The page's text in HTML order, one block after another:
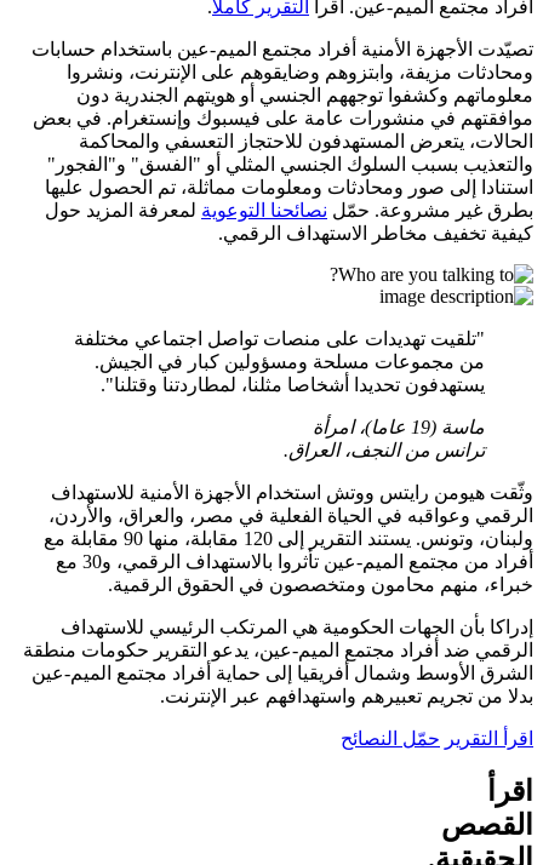
أفراد مجتمع الميم-عين. اقرأ التقرير كاملا.
تصيّدت الأجهزة الأمنية أفراد مجتمع الميم-عين باستخدام حسابات
ومحادثات مزيفة، وابتزوهم وضايقوهم على الإنترنت، ونشروا
معلوماتهم وكشفوا توجههم الجنسي أو هويتهم الجندرية دون
موافقتهم في منشورات عامة على فيسبوك وإنستغرام. في بعض
الحالات، يتعرض المستهدفون للاحتجاز التعسفي والمحاكمة
والتعذيب بسبب السلوك الجنسي المثلي أو "الفسق" و"الفجور"
استنادا إلى صور ومحادثات ومعلومات مماثلة، تم الحصول عليها
بطرق غير مشروعة. حمّل نصائحنا التوعوية لمعرفة المزيد حول
كيفية تخفيف مخاطر الاستهداف الرقمي.
"تلقيت تهديدات على منصات تواصل اجتماعي مختلفة
من مجموعات مسلحة ومسؤولين كبار في الجيش.
يستهدفون تحديدا أشخاصا مثلنا، لمطاردتنا وقتلنا".
ماسة (19 عاما)، امرأة
ترانس من النجف، العراق.
وثّقت هيومن رايتس ووتش استخدام الأجهزة الأمنية للاستهداف
الرقمي وعواقبه في الحياة الفعلية في مصر، والعراق، والأردن،
ولبنان، وتونس. يستند التقرير إلى 120 مقابلة، منها 90 مقابلة مع
أفراد من مجتمع الميم-عين تأثروا بالاستهداف الرقمي، و30 مع
خبراء، منهم محامون ومتخصصون في الحقوق الرقمية.
إدراكا بأن الجهات الحكومية هي المرتكب الرئيسي للاستهداف
الرقمي ضد أفراد مجتمع الميم-عين، يدعو التقرير حكومات منطقة
الشرق الأوسط وشمال أفريقيا إلى حماية أفراد مجتمع الميم-عين
بدلا من تجريم تعبيرهم واستهدافهم عبر الإنترنت.
اقرأ التقرير حمّل النصائح
اقرأ
القصص